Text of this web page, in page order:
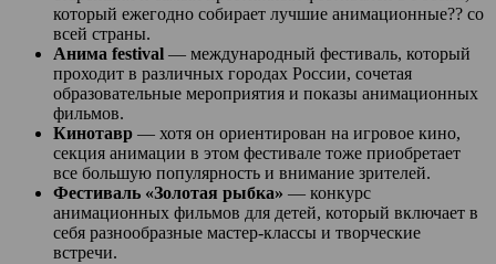
который ежегодно собирает лучшие анимационные?? со
всей страны.
Анима festival — международный фестиваль, который
проходит в различных городах России, сочетая
образовательные мероприятия и показы анимационных
фильмов.
Кинотавр — хотя он ориентирован на игровое кино,
секция анимации в этом фестивале тоже приобретает
все большую популярность и внимание зрителей.
Фестиваль «Золотая рыбка» — конкурс
анимационных фильмов для детей, который включает в
себя разнообразные мастер-классы и творческие
встречи.